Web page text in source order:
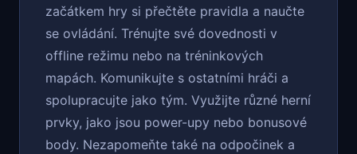
začátkem hry si přečtěte pravidla a naučte
se ovládání. Trénujte své dovednosti v
offline režimu nebo na tréninkových
mapách. Komunikujte s ostatními hráči a
spolupracujte jako tým. Využijte různé herní
prvky, jako jsou power-upy nebo bonusové
body. Nezapomeňte také na odpočinek a